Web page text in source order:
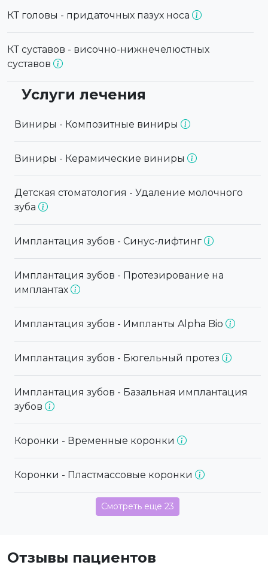
КТ головы - придаточных пазух носа
КТ суставов - височно-нижнечелюстных
суставов
Услуги лечения
Виниры - Композитные виниры
Виниры - Керамические виниры
Детская стоматология - Удаление молочного
зуба
Имплантация зубов - Синус-лифтинг
Имплантация зубов - Протезирование на
имплантах
Имплантация зубов - Импланты Alpha Bio
Имплантация зубов - Бюгельный протез
Имплантация зубов - Базальная имплантация
зубов
Коронки - Временные коронки
Коронки - Пластмассовые коронки
Смотреть еще 23
Отзывы пациентов